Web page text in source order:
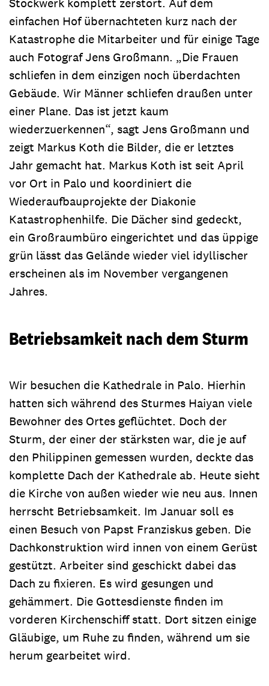
einfachen Hof übernachteten kurz nach der
Katastrophe die Mitarbeiter und für einige Tage
auch Fotograf Jens Großmann. „Die Frauen
schliefen in dem einzigen noch überdachten
Gebäude. Wir Männer schliefen draußen unter
einer Plane. Das ist jetzt kaum
wiederzuerkennen“, sagt Jens Großmann und
zeigt Markus Koth die Bilder, die er letztes
Jahr gemacht hat. Markus Koth ist seit April
vor Ort in Palo und koordiniert die
Wiederaufbauprojekte der Diakonie
Katastrophenhilfe. Die Dächer sind gedeckt,
ein Großraumbüro eingerichtet und das üppige
grün lässt das Gelände wieder viel idyllischer
erscheinen als im November vergangenen
Jahres.
Betriebsamkeit nach dem Sturm
Wir besuchen die Kathedrale in Palo. Hierhin
hatten sich während des Sturmes Haiyan viele
Bewohner des Ortes geflüchtet. Doch der
Sturm, der einer der stärksten war, die je auf
den Philippinen gemessen wurden, deckte das
komplette Dach der Kathedrale ab. Heute sieht
die Kirche von außen wieder wie neu aus. Innen
herrscht Betriebsamkeit. Im Januar soll es
einen Besuch von Papst Franziskus geben. Die
Dachkonstruktion wird innen von einem Gerüst
gestützt. Arbeiter sind geschickt dabei das
Dach zu fixieren. Es wird gesungen und
gehämmert. Die Gottesdienste finden im
vorderen Kirchenschiff statt. Dort sitzen einige
Gläubige, um Ruhe zu finden, während um sie
herum gearbeitet wird.